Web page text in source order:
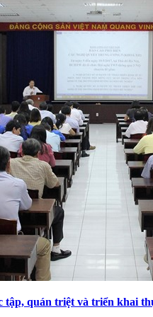
tập, quán triệt và triển khai